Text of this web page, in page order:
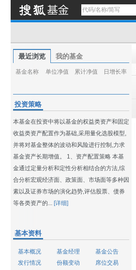
最近浏览 我的基金
基金名称 单位净值 累计净值 日增长率
投资策略
本基金在投资中将以基金的权益类资产和固定
收益类资产配置作为基础,采用量化选股模型,
并将对基金整体的波动和风险进行控制,力求
基金资产长期增值。 1、资产配置策略 本基
金通过定量分析和定性分析相结合的方法,综
合分析宏观经济面、政策面、市场面等多种因
素以及证券市场的演化趋势,评估股票、债券
等各类资产的... [详细]
基本资料
基本概况 基金经理
基金公告
发行情况
份额变动
席位交易